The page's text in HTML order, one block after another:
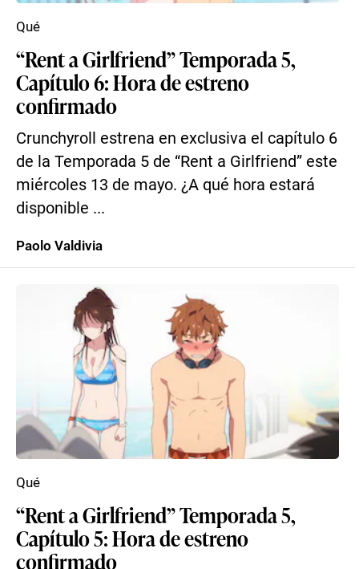
“Rent a Girlfriend” Temporada 5,
Capítulo 6: Hora de estreno
confirmado
Crunchyroll estrena en exclusiva el capítulo 6
de la Temporada 5 de “Rent a Girlfriend” este
miércoles 13 de mayo. ¿A qué hora estará
disponible ...
Qué
Paolo Valdivia
“Rent a Girlfriend” Temporada 5,
Capítulo 5: Hora de estreno
confirmado
Qué